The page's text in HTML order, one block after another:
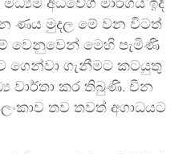
අධිවේගී මාර්ගය ඉදි
ණය මුදල මේ වන විටත්
වෙනුවෙන් මෙහි පැමිණි
ගෙන්වා ගැනීමට කටයුතු
වාර්තා කර තිබුණි. චීන
තව තවත් අගාධයට